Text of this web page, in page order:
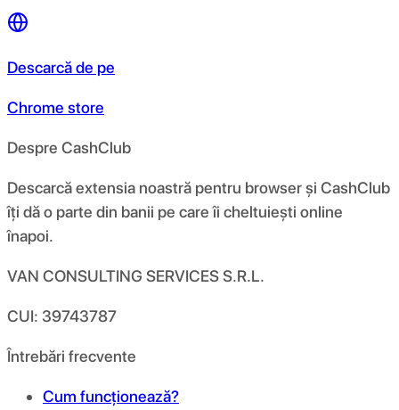
Descarcă de pe
Chrome store
Despre CashClub
Descarcă extensia noastră pentru browser și CashClub
îți dă o parte din banii pe care îi cheltuiești online
înapoi.
VAN CONSULTING SERVICES S.R.L.
CUI: 39743787
Întrebări frecvente
Cum funcționează?